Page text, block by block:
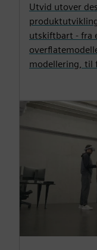
Utvid utover
utskiftbart - fra
modellering, til